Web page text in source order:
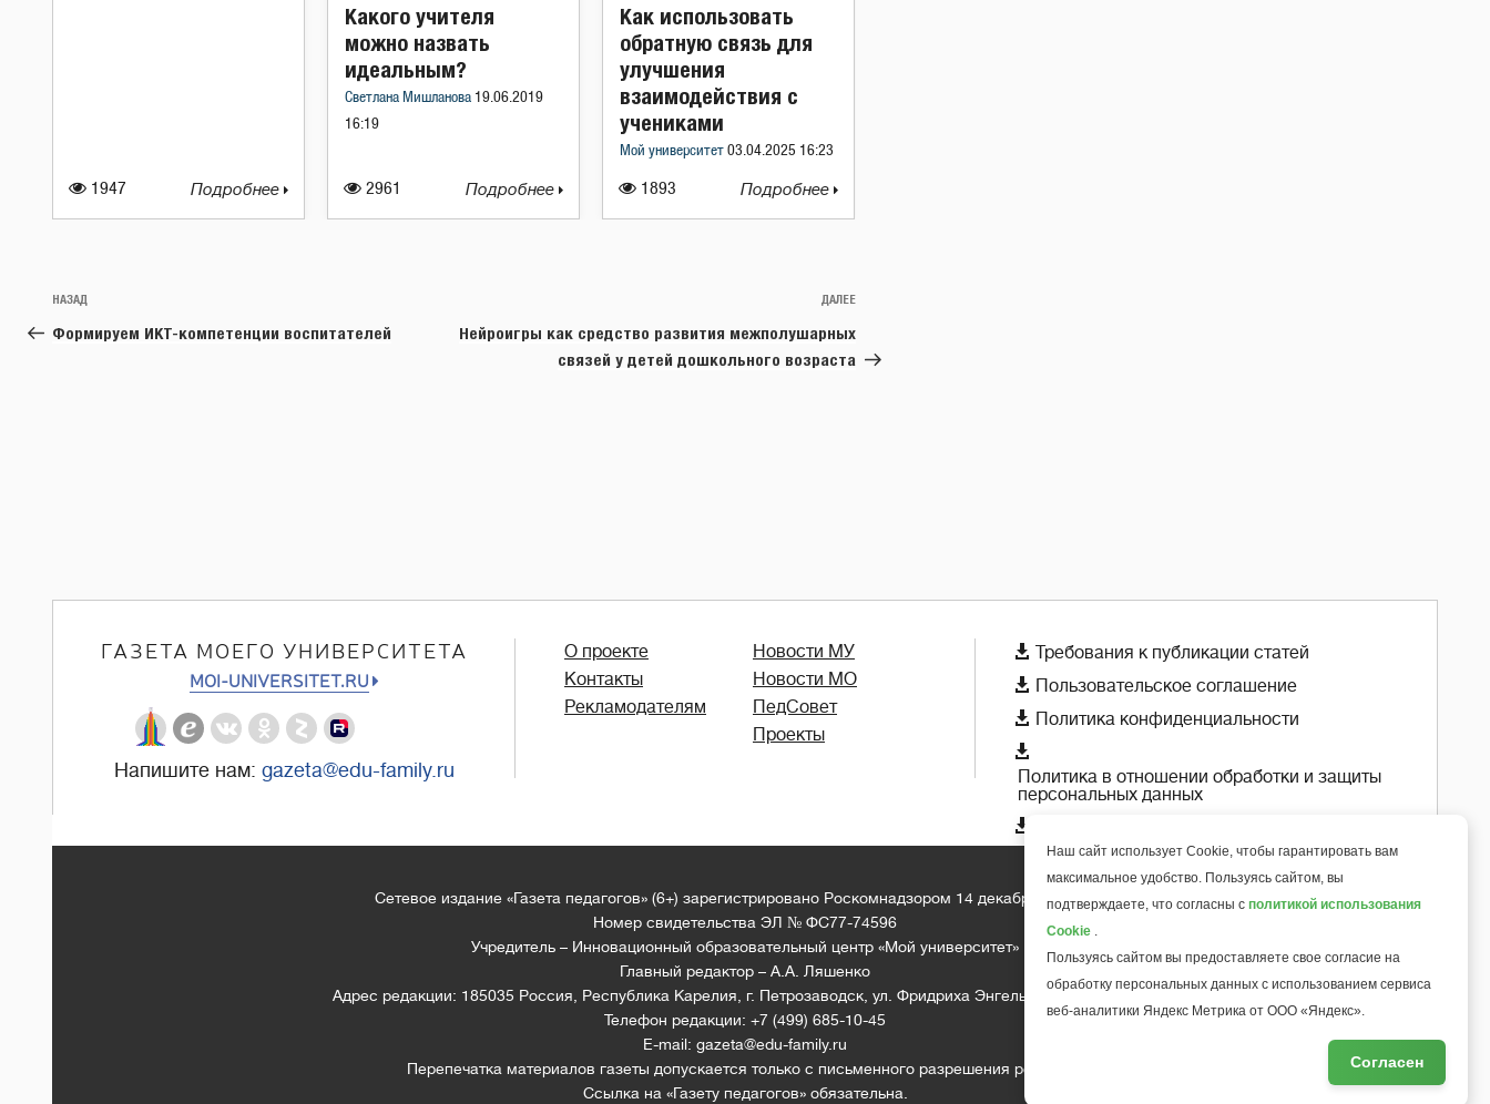
1947 Подробнее 2961
Какого учителя
можно назвать
идеальным?
Светлана Мишланова 19.06.2019
16:19
Подробнее 1893
Как использовать
обратную связь для
улучшения
взаимодействия с
учениками
Мой университет 03.04.2025 16:23
Подробнее
Навигация
по
Предыдущая
запись:
НАЗАД
Формируем ИКТ-компетенции воспитателей
Следующая
запись
ДАЛЕЕ
Нейроигры как средство развития межполушарных
связей у детей дошкольного возраста
ГАЗЕТА МОЕГО УНИВЕРСИТЕТА
MOI-UNIVERSITET.RU
Напишите нам: gazeta@edu-family.ru
О проекте
Контакты
Рекламодателям
Новости МУ
Новости МО
ПедСовет
Проекты
 Требования к публикации статей
 Пользовательское соглашение
 Политика конфиденциальности

Политика в отношении обработки и защиты
персональных данных

Сетевое издание «Газета педагогов» (6+) зарегистрировано Роскомнадзором 14 декабря 2018 года
Номер свидетельства ЭЛ № ФС77-74596
Учредитель – Инновационный образовательный центр «Мой университет»
Главный редактор – А.А. Ляшенко
Адрес редакции: 185035 Россия, Республика Карелия, г. Петрозаводск, ул. Фридриха Энгельса д.10, офис 211
Телефон редакции: +7 (499) 685-10-45
E-mail: gazeta@edu-family.ru
Перепечатка материалов газеты допускается только c письменного разрешения редакции
Ссылка на «Газету педагогов» обязательна.
6+
Наш сайт использует Cookie, чтобы гарантировать вам
максимальное удобство. Пользуясь сайтом, вы
подтверждаете, что согласны с политикой использования
Cookie .
Пользуясь сайтом вы предоставляете свое согласие на
обработку персональных данных с использованием сервиса
веб-аналитики Яндекс Метрика от ООО «Яндекс».
Согласен